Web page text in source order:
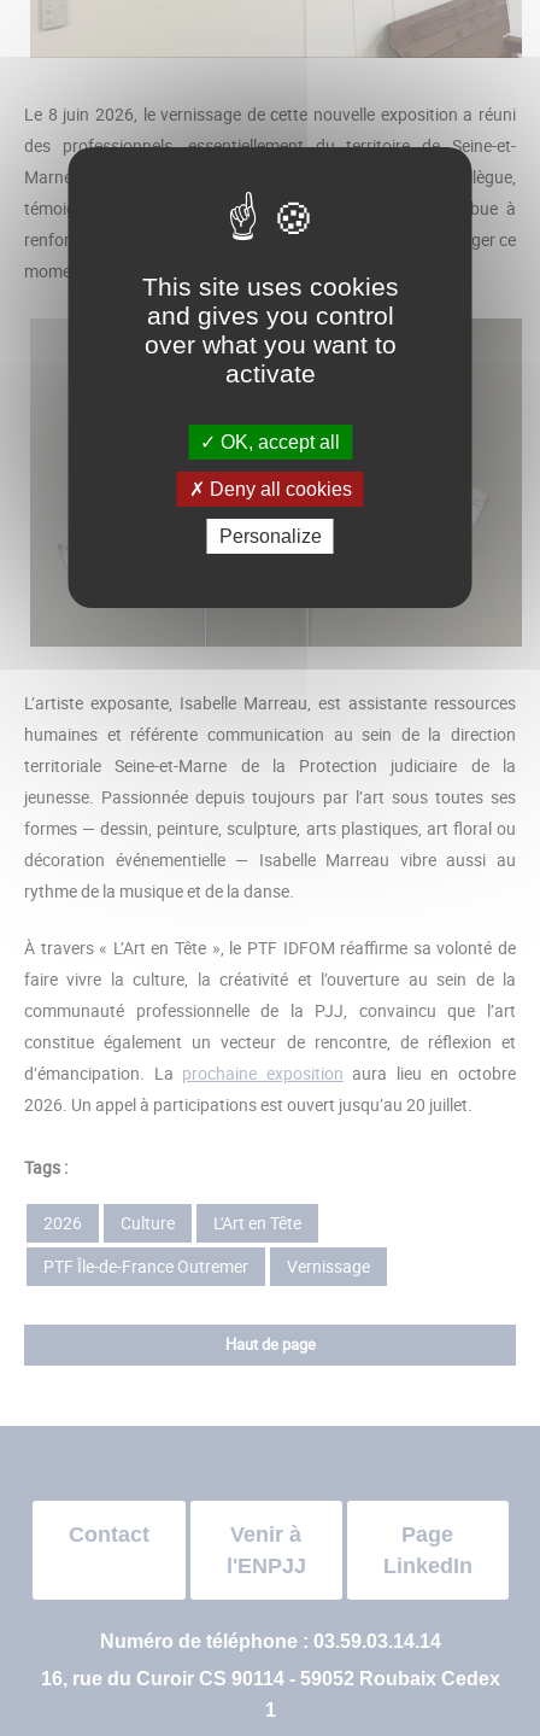
Le 8 juin 2026, le vernissage de cette nouvelle exposition a réuni
des professionnels, essentiellement du territoire de Seine-et-
Marne, venus découvrir le travail présenté par leur collègue,
témoigner de l’intérêt porté à cette démarche qui contribue à
renforcer les liens entre les services et les territoires et partager ce
moment de convivialité.
L’artiste exposante, Isabelle Marreau, est assistante ressources
humaines et référente communication au sein de la direction
territoriale Seine-et-Marne de la Protection judiciaire de la
jeunesse. Passionnée depuis toujours par l’art sous toutes ses
formes — dessin, peinture, sculpture, arts plastiques, art floral ou
décoration événementielle — Isabelle Marreau vibre aussi au
rythme de la musique et de la danse.
À travers « L’Art en Tête », le PTF IDFOM réaffirme sa volonté de
faire vivre la culture, la créativité et l’ouverture au sein de la
communauté professionnelle de la PJJ, convaincu que l’art
constitue également un vecteur de rencontre, de réflexion et
d’émancipation. La prochaine exposition aura lieu en octobre
2026. Un appel à participations est ouvert jusqu’au 20 juillet.
Tags :
2026 Culture
L'Art en Tête
PTF Île-de-France Outremer
Vernissage
Haut de page
Contact
Venir à
l'ENPJJ
Page
LinkedIn
Numéro de téléphone : 03.59.03.14.14
16, rue du Curoir CS 90114 - 59052 Roubaix Cedex
1
This site uses cookies
and gives you control
over what you want to
activate
OK, accept all
Deny all cookies
Personalize